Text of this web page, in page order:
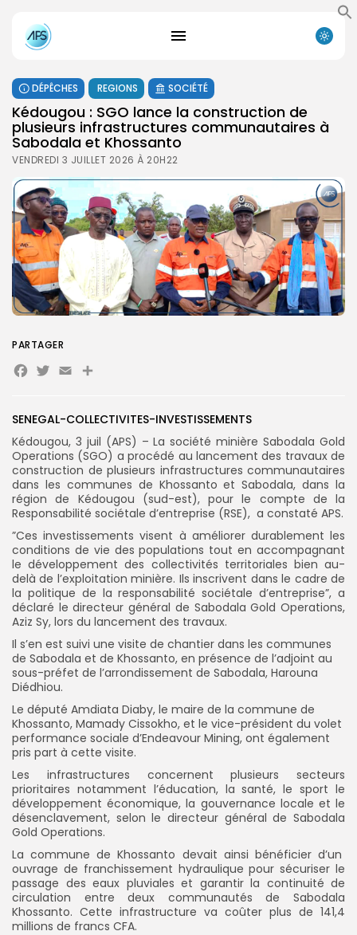
Search
for:
Search
Button
FR
DÉPÊCHES REGIONS SOCIÉTÉ
Kédougou : SGO lance la construction de
plusieurs infrastructures communautaires à
Sabodala et Khossanto
VENDREDI 3 JUILLET 2026 À 20H22
SENEGAL-COLLECTIVITES-INVESTISSEMENTS
Kédougou, 3 juil (APS) – La société minière Sabodala Gold
Operations (SGO) a procédé au lancement des travaux de
construction de plusieurs infrastructures communautaires
dans les communes de Khossanto et Sabodala, dans la
région de Kédougou (sud-est), pour le compte de la
Responsabilité sociétale d’entreprise (RSE), a constaté APS.
”Ces investissements visent à améliorer durablement les
conditions de vie des populations tout en accompagnant
le développement des collectivités territoriales bien au-
delà de l’exploitation minière. Ils inscrivent dans le cadre de
la politique de la responsabilité sociétale d’entreprise”, a
déclaré le directeur général de Sabodala Gold Operations,
Aziz Sy, lors du lancement des travaux.
Il s’en est suivi une visite de chantier dans les communes
de Sabodala et de Khossanto, en présence de l’adjoint au
sous-préfet de l’arrondissement de Sabodala, Harouna
Diédhiou.
Le député Amdiata Diaby, le maire de la commune de
Khossanto, Mamady Cissokho, et le vice-président du volet
performance sociale d’Endeavour Mining, ont également
pris part à cette visite.
Les infrastructures concernent plusieurs secteurs
prioritaires notamment l’éducation, la santé, le sport le
développement économique, la gouvernance locale et le
désenclavement, selon le directeur général de Sabodala
Gold Operations.
La commune de Khossanto devait ainsi bénéficier d’un
ouvrage de franchissement hydraulique pour sécuriser le
passage des eaux pluviales et garantir la continuité de
circulation entre deux communautés de Sabodala
Khossanto. Cette infrastructure va coûter plus de 141,4
millions de francs CFA.
PARTAGER
Facebook
Twitter
EmailPartager